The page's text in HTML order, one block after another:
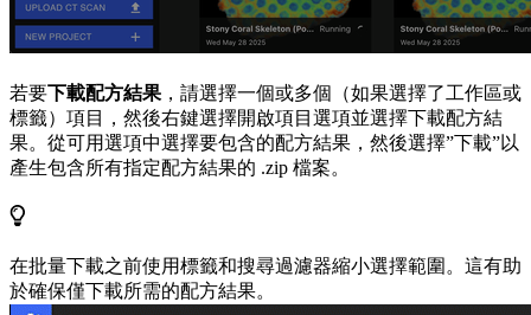
若要下載配方結果 ，請選擇一個或多個（如果選擇了工作區或
標籤）項目，然後右鍵選擇開啟項目選項並選擇下載配方結
果。從可用選項中選擇要包含的配方結果，然後選擇”下載”以
產生包含所有指定配方結果的 .zip 檔案。
在批量下載之前使用標籤和搜尋過濾器縮小選擇範圍。這有助
於確保僅下載所需的配方結果。